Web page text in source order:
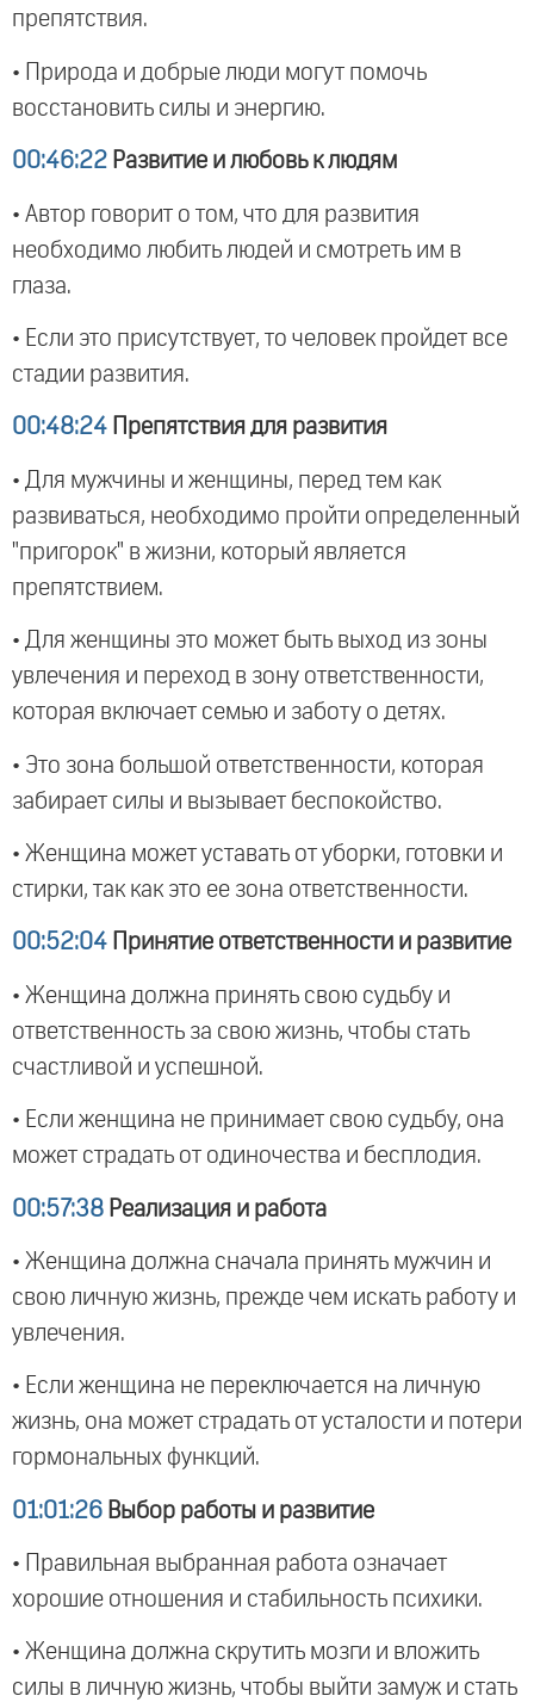
препятствия.
• Природа и добрые люди могут помочь
восстановить силы и энергию.
00:46:22 Развитие и любовь к людям
• Автор говорит о том, что для развития
необходимо любить людей и смотреть им в
глаза.
• Если это присутствует, то человек пройдет все
стадии развития.
00:48:24 Препятствия для развития
• Для мужчины и женщины, перед тем как
развиваться, необходимо пройти определенный
"пригорок" в жизни, который является
препятствием.
• Для женщины это может быть выход из зоны
увлечения и переход в зону ответственности,
которая включает семью и заботу о детях.
• Это зона большой ответственности, которая
забирает силы и вызывает беспокойство.
• Женщина может уставать от уборки, готовки и
стирки, так как это ее зона ответственности.
00:52:04 Принятие ответственности и развитие
• Женщина должна принять свою судьбу и
ответственность за свою жизнь, чтобы стать
счастливой и успешной.
• Если женщина не принимает свою судьбу, она
может страдать от одиночества и бесплодия.
00:57:38 Реализация и работа
• Женщина должна сначала принять мужчин и
свою личную жизнь, прежде чем искать работу и
увлечения.
• Если женщина не переключается на личную
жизнь, она может страдать от усталости и потери
гормональных функций.
01:01:26 Выбор работы и развитие
• Правильная выбранная работа означает
хорошие отношения и стабильность психики.
• Женщина должна скрутить мозги и вложить
силы в личную жизнь, чтобы выйти замуж и стать